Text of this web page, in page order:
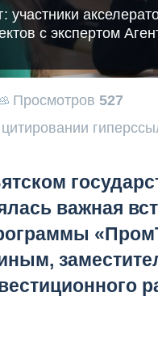
участники
с экспертом
Просмотров 527
важная